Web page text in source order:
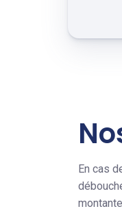
En cas